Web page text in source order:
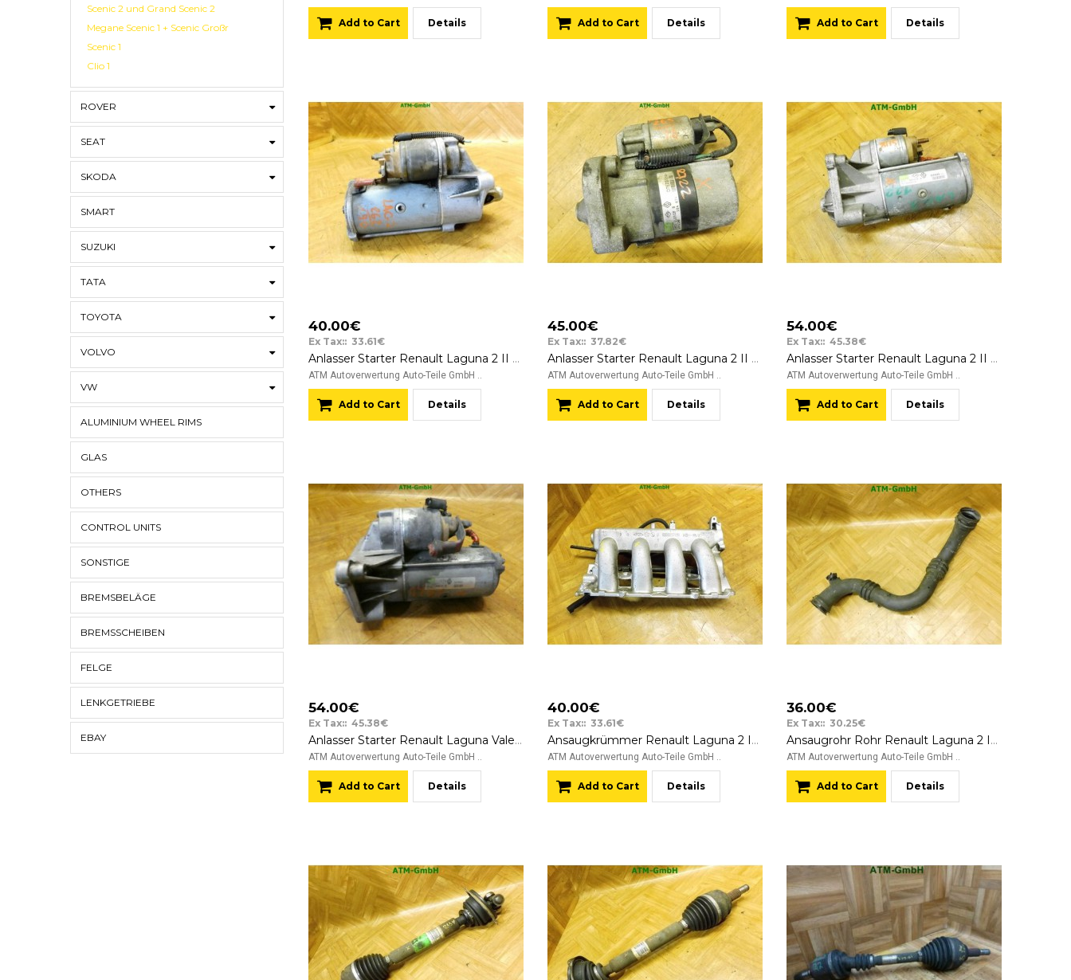
Scenic 2 und Grand Scenic 2
Megane Scenic 1 + Scenic Großr
Scenic 1
Clio 1
ROVER
SEAT
SKODA
SMART
SUZUKI
TATA
TOYOTA
VOLVO
VW
ALUMINIUM WHEEL RIMS
GLAS
OTHERS
CONTROL UNITS
SONSTIGE
BREMSBELÄGE
BREMSSCHEIBEN
FELGE
LENKGETRIEBE
EBAY
Add to Cart Details Add to Cart Details Add to Cart Details
40.00€
Ex Tax:: 33.61€
Anlasser Starter Renault Laguna 2 II Valeo 8200628426 D7R49 12v
ATM Autoverwertung Auto-Teile GmbH ..
Add to Cart Details
45.00€
Ex Tax:: 37.82€
Anlasser Starter Renault Laguna 2 II Valeo D7E22 12v 105119F 104674 16C21123IF
ATM Autoverwertung Auto-Teile GmbH ..
Add to Cart Details
54.00€
Ex Tax:: 45.38€
Anlasser Starter Renault Laguna 2 II Valeo D7R49 12v 8200628426
ATM Autoverwertung Auto-Teile GmbH ..
Add to Cart Details
54.00€
Ex Tax:: 45.38€
Anlasser Starter Renault Laguna Valeo 8200331251 D7R49
ATM Autoverwertung Auto-Teile GmbH ..
Add to Cart Details
40.00€
Ex Tax:: 33.61€
Ansaugkrümmer Renault Laguna 2 II 8200257336 Motorcode F4R
ATM Autoverwertung Auto-Teile GmbH ..
Add to Cart Details
36.00€
Ex Tax:: 30.25€
Ansaugrohr Rohr Renault Laguna 2 II 8200295043B
ATM Autoverwertung Auto-Teile GmbH ..
Add to Cart Details